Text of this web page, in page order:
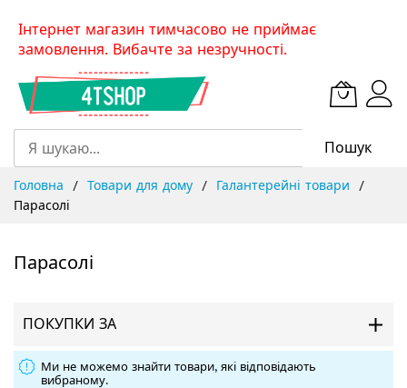
SkipІнтернет магазин тимчасово не приймає
замовлення. Вибачте за незручності.
Пошук
Головна Товари для дому
Галантерейні товари
Парасолі
Парасолі
ПОКУПКИ ЗА
Ми не можемо знайти товари, які відповідають
вибраному.